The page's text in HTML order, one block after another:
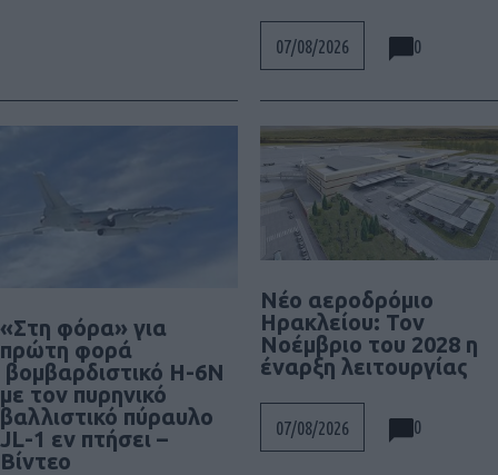
07/08/2026 0
«Στη φόρα» για
πρώτη φορά
βομβαρδιστικό H-6N
με τον πυρηνικό
βαλλιστικό πύραυλο
JL-1 εν πτήσει –
Βίντεο
Νέο αεροδρόμιο
Ηρακλείου: Τον
Νοέμβριο του 2028 η
έναρξη λειτουργίας
07/08/2026 0